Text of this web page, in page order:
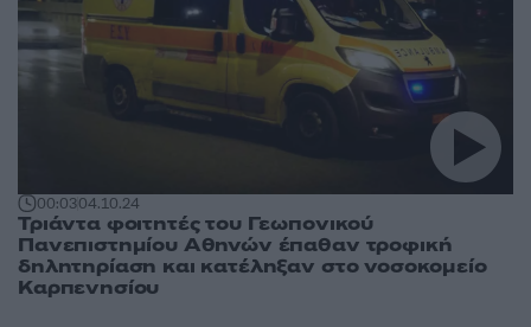
00:0304.10.24
Τριάντα φοιτητές του Γεωπονικού
Πανεπιστημίου Αθηνών έπαθαν τροφική
δηλητηρίαση και κατέληξαν στο νοσοκομείο
Καρπενησίου